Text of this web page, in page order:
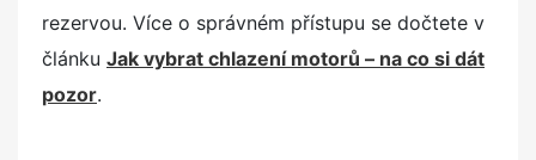
rezervou. Více o správném přístupu se dočtete v
článku Jak vybrat chlazení motorů – na co si dát
pozor.